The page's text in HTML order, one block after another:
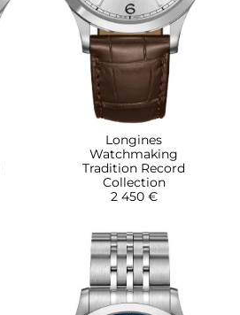
Longines
Watchmaking
Tradition Record
Collection
2 450 €